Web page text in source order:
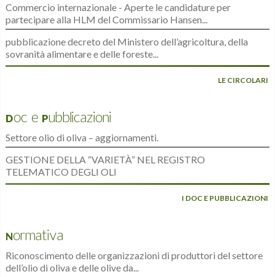
Commercio internazionale - Aperte le candidature per
partecipare alla HLM del Commissario Hansen...
pubblicazione decreto del Ministero dell’agricoltura, della
sovranità alimentare e delle foreste...
LE CIRCOLARI
Doc e Pubblicazioni
Settore olio di oliva – aggiornamenti.
GESTIONE DELLA “VARIETÀ” NEL REGISTRO
TELEMATICO DEGLI OLI
I DOC E PUBBLICAZIONI
Normativa
Riconoscimento delle organizzazioni di produttori del settore
dell’olio di oliva e delle olive da...